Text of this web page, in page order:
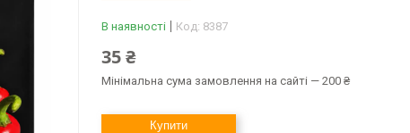
В наявності Код: 8387
35 ₴
Мінімальна сума замовлення на сайті — 200 ₴
Купити